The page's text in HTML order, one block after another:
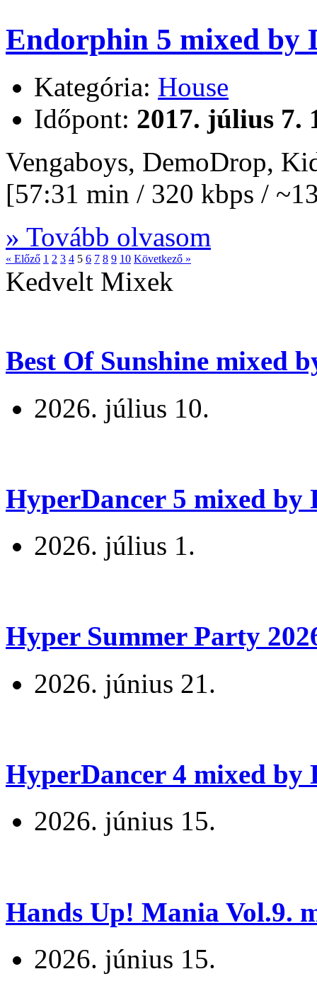
Endorphin 5 mixed by
Kategória: House
Időpont: 2017. július 7.
Vengaboys, DemoDrop,
[57:31 min / 320 kbps /
» Tovább olvasom
« Előző 1 2 3 4 5 6 7 8 9 10 Következő »
Kedvelt Mixek
Best Of Sunshine mixed
2026. július 10.
HyperDancer 5 mixed by
2026. július 1.
Hyper Summer Party
2026. június 21.
HyperDancer 4 mixed by
2026. június 15.
Hands Up! Mania Vol.9.
2026. június 15.